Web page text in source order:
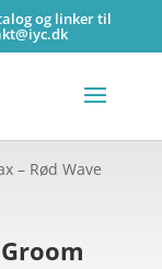
og linker til
– Rød Wave